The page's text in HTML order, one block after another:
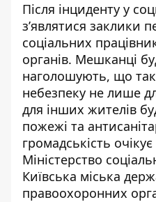
Після інциденту у
з’являтися заклики
соціальних
органів. Мешканці
наголошують, що
небезпеку не лише
для інших жителів
пожежі та
громадськість очікує
Міністерство
Київська міська
правоохоронних